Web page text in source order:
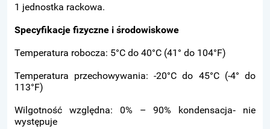
1 jednostka rackowa.
Specyfikacje fizyczne i środowiskowe
Temperatura robocza: 5°C do 40°C (41° do 104°F)
Temperatura przechowywania: -20°C do 45°C (-4° do
113°F)
Wilgotność względna: 0% – 90% kondensacja‑ nie
występuje